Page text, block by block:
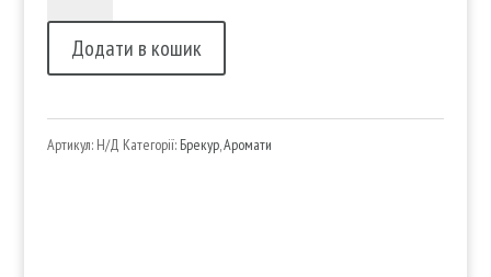
вода
Brecourt
кількість
Додати в кошик
Артикул: Н/Д Категорії: Брекур,Аромати